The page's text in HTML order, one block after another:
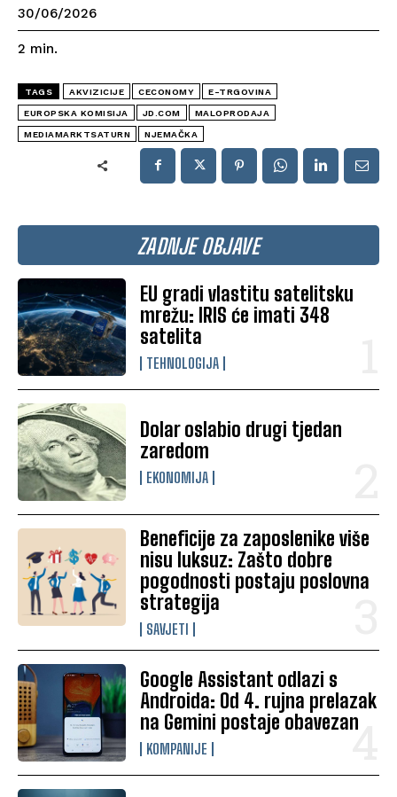
ZADNJE OBJAVE
EU gradi vlastitu satelitsku
mrežu: IRIS će imati 348
satelita
TEHNOLOGIJA
Dolar oslabio drugi tjedan
zaredom
EKONOMIJA
Beneficije za zaposlenike više
nisu luksuz: Zašto dobre
pogodnosti postaju poslovna
strategija
SAVJETI
Google Assistant odlazi s
Androida: Od 4. rujna prelazak
na Gemini postaje obavezan
KOMPANIJE
30/06/2026
2 min.
TAGS AKVIZICIJE CECONOMY E-TRGOVINA
EUROPSKA KOMISIJA JD.COM MALOPRODAJA
MEDIAMARKTSATURN NJEMAČKA